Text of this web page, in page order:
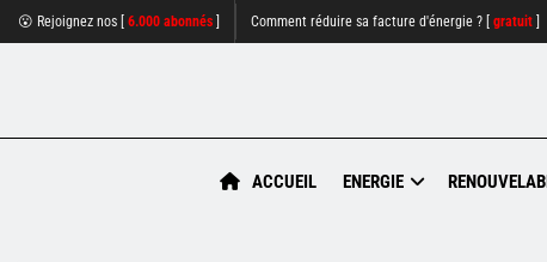
😮 Rejoignez nos [ 6.000 abonnés Comment réduire sa facture d'énergie ? [ gratuit
ACCUEIL ENERGIE